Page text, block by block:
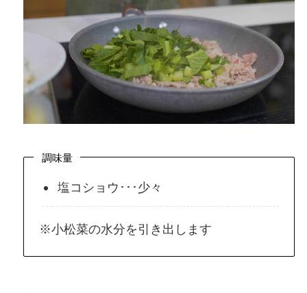
調味量
塩コショウ･･･少々
※小松菜の水分を引き出します